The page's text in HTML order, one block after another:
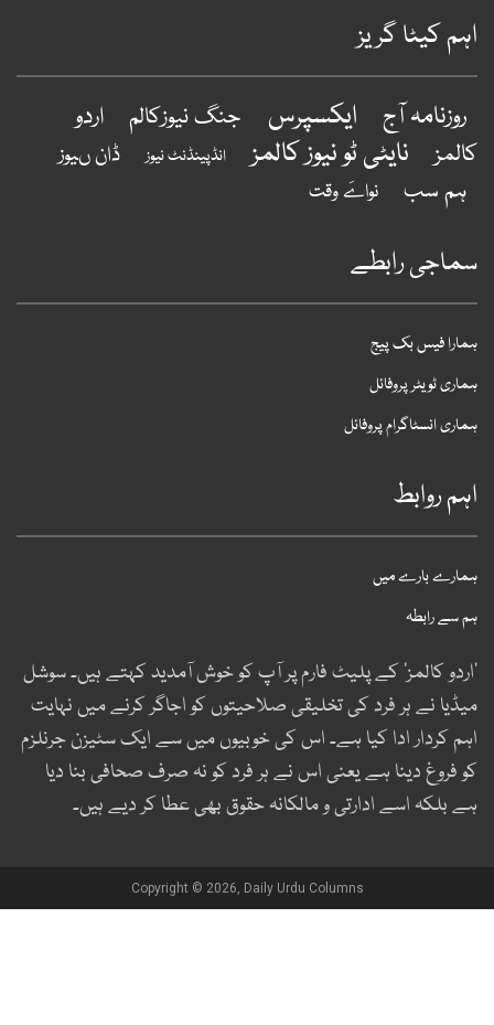
کیٹا گریز
روزنامہ آج ایکسپرس جنگ نیوزکالم
اردو
نایٹی ٹو نیوز کالمز انڈپینڈنٹ نیوز ڈان ںیوز
ہم سب نواےَ وقت
رابطے
فیس بک پیج
ٹویٹر پروفائل
انسٹاگرام پروفائل
روابط
بارے میں
سے رابطہ
کالمز‘ کے پلیٹ فارم پر آپ کو خوش آمدید کہتے ہیں۔ سوشل
نے ہر فرد کی تخلیقی صلاحیتوں کو اجاگر کرنے میں نہایت
کردار ادا کیا ہے۔ اس کی خوبیوں میں سے ایک سٹیزن جرنلزم
فروغ دینا ہے یعنی اس نے ہر فرد کو نہ صرف صحافی بنا دیا
بلکہ اسے ادارتی و مالکانہ حقوق بھی عطا کر دیے ہیں۔
Copyright © 2026, Daily Urdu Columns